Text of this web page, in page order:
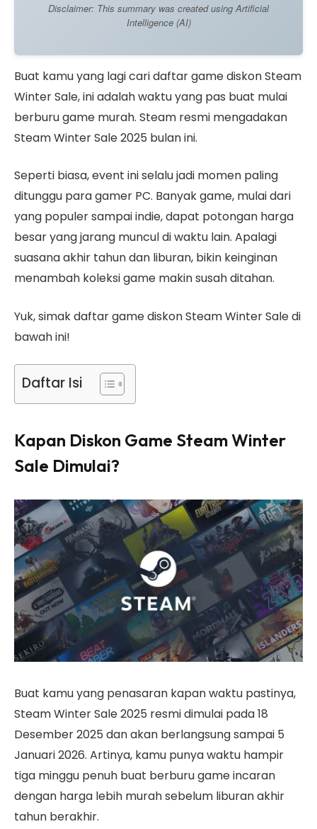
Disclaimer: This summary was created using Artificial
Intelligence (AI)
Buat kamu yang lagi cari daftar game diskon Steam
Winter Sale, ini adalah waktu yang pas buat mulai
berburu game murah. Steam resmi mengadakan
Steam Winter Sale 2025 bulan ini.
Seperti biasa, event ini selalu jadi momen paling
ditunggu para gamer PC. Banyak game, mulai dari
yang populer sampai indie, dapat potongan harga
besar yang jarang muncul di waktu lain. Apalagi
suasana akhir tahun dan liburan, bikin keinginan
menambah koleksi game makin susah ditahan.
Yuk, simak daftar game diskon Steam Winter Sale di
bawah ini!
Daftar Isi
Kapan Diskon Game Steam Winter
Sale Dimulai?
Buat kamu yang penasaran kapan waktu pastinya,
Steam Winter Sale 2025 resmi dimulai pada 18
Desember 2025 dan akan berlangsung sampai 5
Januari 2026. Artinya, kamu punya waktu hampir
tiga minggu penuh buat berburu game incaran
dengan harga lebih murah sebelum liburan akhir
tahun berakhir.